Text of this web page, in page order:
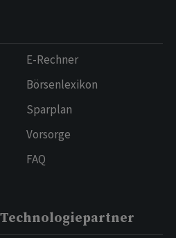
E-Rechner
Börsenlexikon
Sparplan
Vorsorge
FAQ